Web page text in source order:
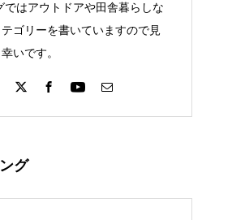
ではアウトドアや田舎暮らしな
ゴリーを書いていますので見
いです。
グ